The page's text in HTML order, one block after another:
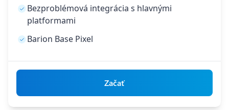
Bezproblémová integrácia s hlavnými
platformami
Barion Base Pixel
Začať